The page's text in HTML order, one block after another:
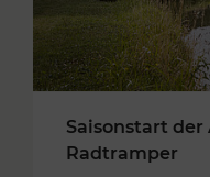
Saisonstart
Radtramper